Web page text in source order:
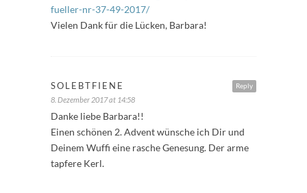
fueller-nr-37-49-2017/
Vielen Dank für die Lücken, Barbara!
Reply
SOLEBTFIENE
8. Dezember 2017 at 14:58
Danke liebe Barbara!!
Einen schönen 2. Advent wünsche ich Dir und
Deinem Wuffi eine rasche Genesung. Der arme
tapfere Kerl.